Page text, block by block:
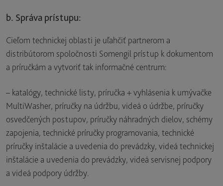
b. Správa prístupu:
Cieľom technickej oblasti je uľahčiť partnerom a
distribútorom spoločnosti Somengil prístup k dokumentom
a príručkám a vytvoriť tak informačné centrum:
– katalógy, technické listy, príručka + vyhlásenia k umývačke
MultiWasher, príručky na údržbu, videá o údržbe, príručky
osvedčených postupov, príručky náhradných dielov, schémy
zapojenia, technické príručky programovania, technické
príručky inštalácie a uvedenia do prevádzky, videá technickej
inštalácie a uvedenia do prevádzky, videá servisnej podpory
a videá podpory údržby.